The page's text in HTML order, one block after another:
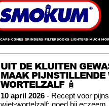
UIT DE KLUITEN
MAAK PIJNSTILLENDE
WORTELZALF 🧴
10 april 2026 - Recept voor
wiet-wortelzalf: goed bij